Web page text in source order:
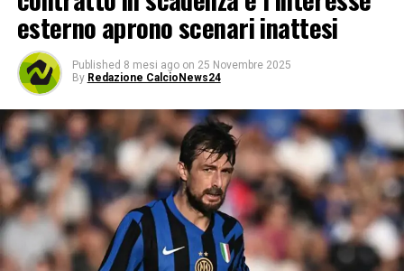
esterno aprono scenari inattesi
Published 8 mesi ago on 25 Novembre 2025
By Redazione CalcioNews24